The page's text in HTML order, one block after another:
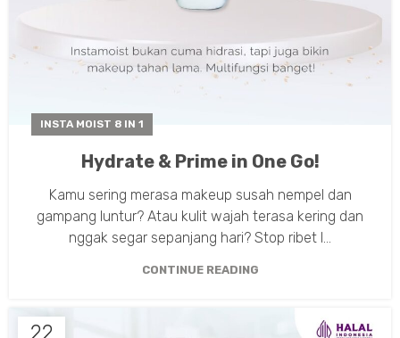
INSTA MOIST 8 IN 1
Hydrate & Prime in One Go!
Kamu sering merasa makeup susah nempel dan
gampang luntur? Atau kulit wajah terasa kering dan
nggak segar sepanjang hari? Stop ribet l...
CONTINUE READING
22